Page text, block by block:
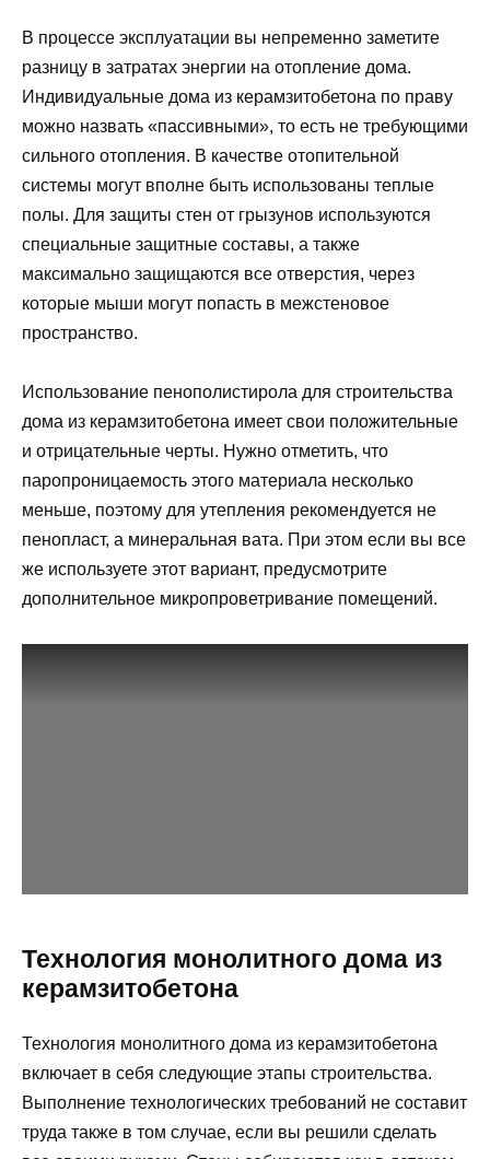
В процессе эксплуатации вы непременно заметите
разницу в затратах энергии на отопление дома.
Индивидуальные дома из керамзитобетона по праву
можно назвать «пассивными», то есть не требующими
сильного отопления. В качестве отопительной
системы могут вполне быть использованы теплые
полы. Для защиты стен от грызунов используются
специальные защитные составы, а также
максимально защищаются все отверстия, через
которые мыши могут попасть в межстеновое
пространство.
Использование пенополистирола для строительства
дома из керамзитобетона имеет свои положительные
и отрицательные черты. Нужно отметить, что
паропроницаемость этого материала несколько
меньше, поэтому для утепления рекомендуется не
пенопласт, а минеральная вата. При этом если вы все
же используете этот вариант, предусмотрите
дополнительное микропроветривание помещений.
Технология монолитного дома из
керамзитобетона
Технология монолитного дома из керамзитобетона
включает в себя следующие этапы строительства.
Выполнение технологических требований не составит
труда также в том случае, если вы решили сделать